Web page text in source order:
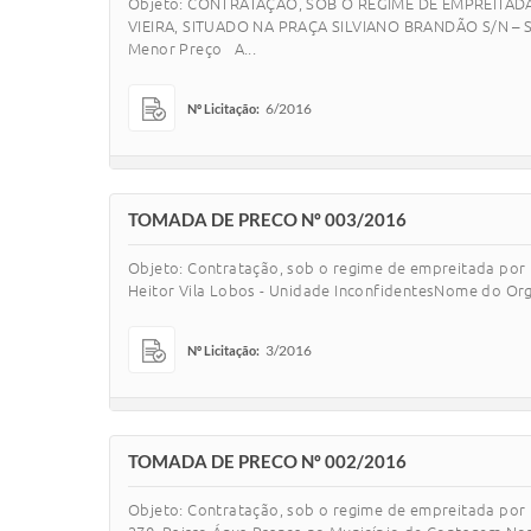
Objeto: CONTRATAÇÃO, SOB O REGIME DE
VIEIRA, SITUADO NA PRAÇA SILVIANO BRANDÃO
Menor Preço A...
Nº Licitação: 6/2016
TOMADA DE PRECO Nº 003/2016
Objeto: Contratação, sob o regime de empreitada por
Heitor Vila Lobos - Unidade InconfidentesNome do
Nº Licitação: 3/2016
TOMADA DE PRECO Nº 002/2016
Objeto: Contratação, sob o regime de empreitada por